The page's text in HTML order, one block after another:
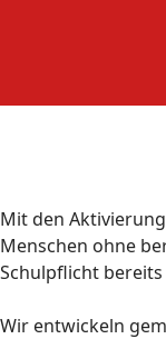
Mit den
Menschen ohne
Schulpflicht
Wir entwickeln